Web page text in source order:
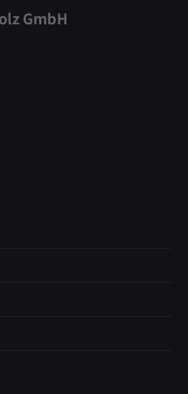
GmbH